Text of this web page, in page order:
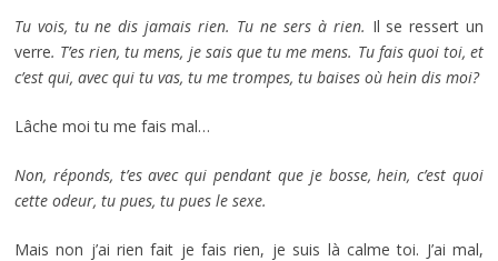
Tu vois, tu ne dis jamais rien. Tu ne sers à rien. Il se ressert un
verre. T’es rien, tu mens, je sais que tu me mens. Tu fais quoi toi, et
c’est qui, avec qui tu vas, tu me trompes, tu baises où hein dis moi?
Lâche moi tu me fais mal…
Non, réponds, t’es avec qui pendant que je bosse, hein, c’est quoi
cette odeur, tu pues, tu pues le sexe.
Mais non j’ai rien fait je fais rien, je suis là calme toi. J’ai mal,